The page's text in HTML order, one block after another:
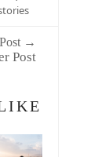
→
Post